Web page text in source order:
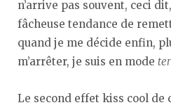
n’arrive pas souvent, ceci
fâcheuse tendance de
quand je me décide enfin,
m’arrêter, je suis en mode
Le second effet kiss cool de